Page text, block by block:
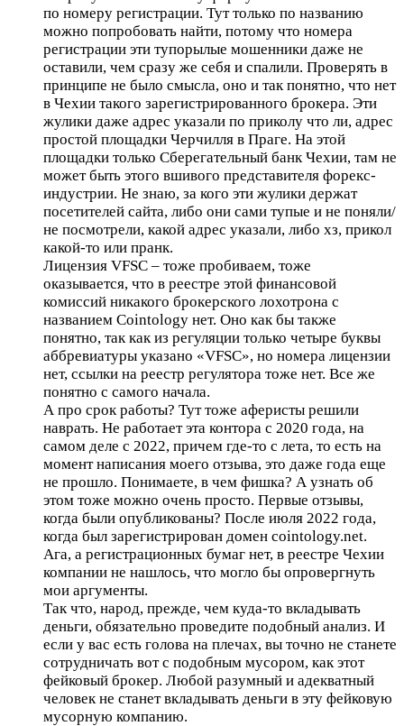
по номеру регистрации. Тут только по названию
можно попробовать найти, потому что номера
регистрации эти тупорылые мошенники даже не
оставили, чем сразу же себя и спалили. Проверять в
принципе не было смысла, оно и так понятно, что нет
в Чехии такого зарегистрированного брокера. Эти
жулики даже адрес указали по приколу что ли, адрес
простой площадки Черчилля в Праге. На этой
площадки только Сберегательный банк Чехии, там не
может быть этого вшивого представителя форекс-
индустрии. Не знаю, за кого эти жулики держат
посетителей сайта, либо они сами тупые и не поняли/
не посмотрели, какой адрес указали, либо хз, прикол
какой-то или пранк.
Лицензия VFSC – тоже пробиваем, тоже
оказывается, что в реестре этой финансовой
комиссий никакого брокерского лохотрона с
названием Cointology нет. Оно как бы также
понятно, так как из регуляции только четыре буквы
аббревиатуры указано «VFSC», но номера лицензии
нет, ссылки на реестр регулятора тоже нет. Все же
понятно с самого начала.
А про срок работы? Тут тоже аферисты решили
наврать. Не работает эта контора с 2020 года, на
самом деле с 2022, причем где-то с лета, то есть на
момент написания моего отзыва, это даже года еще
не прошло. Понимаете, в чем фишка? А узнать об
этом тоже можно очень просто. Первые отзывы,
когда были опубликованы? После июля 2022 года,
когда был зарегистрирован домен cointology.net.
Ага, а регистрационных бумаг нет, в реестре Чехии
компании не нашлось, что могло бы опровергнуть
мои аргументы.
Так что, народ, прежде, чем куда-то вкладывать
деньги, обязательно проведите подобный анализ. И
если у вас есть голова на плечах, вы точно не станете
сотрудничать вот с подобным мусором, как этот
фейковый брокер. Любой разумный и адекватный
человек не станет вкладывать деньги в эту фейковую
мусорную компанию.